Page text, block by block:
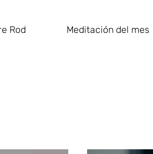
Rod Meditación del mes